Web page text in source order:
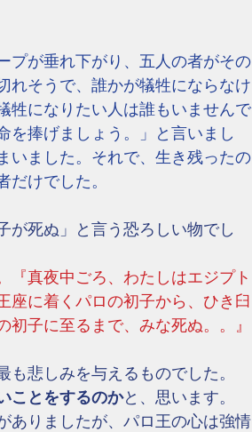
プが垂れ下がり、五人の者がその
れそうで、誰かが犠牲にならなけ
牲になりたい人は誰もいませんで
を捧げましょう。」と言いまし
いました。それで、生き残ったの
けでした。
が死ぬ」と言う恐ろしい物でし
『真夜中ごろ、わたしはエジプト
座に着くパロの初子から、ひき臼
子に至るまで、みな死ぬ。。』
悲しみを与えるものでした。
ことをするのかと、思います。
ありましたが、パロ王の心は強情